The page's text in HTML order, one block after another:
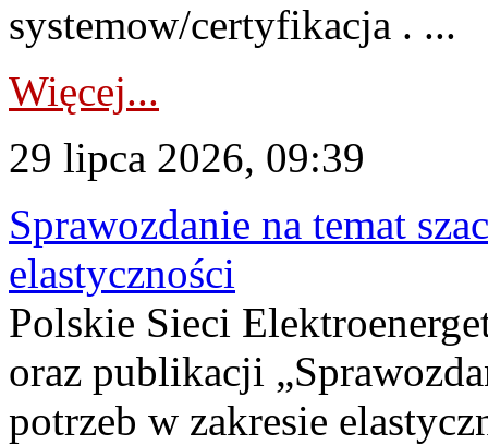
systemow/certyfikacja . ...
Więcej...
29 lipca 2026, 09:39
Sprawozdanie na temat
elastyczności
Polskie Sieci
oraz publikacji
potrzeb w zakresie